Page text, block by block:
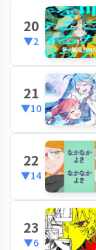
20
▼2
21
▼10
22
▼14
23
▼6